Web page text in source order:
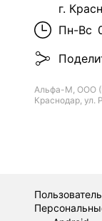
г.
Пн-Вс
Альфа-М, ООО
Краснодар, ул.